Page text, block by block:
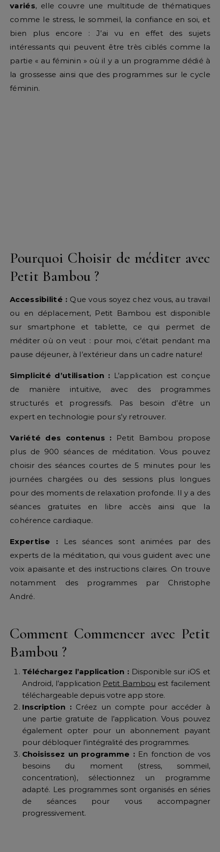
variés, elle couvre une multitude de thématiques
comme le stress, le sommeil, la confiance en soi, et
bien plus encore : J’ai vu en effet des sujets
intéressants qui peuvent être très ciblés comme la
partie « au féminin » où il y a un programme dédié à
la grossesse ainsi que des programmes sur le cycle
féminin.
Pourquoi Choisir de méditer avec
Petit Bambou ?
Accessibilité : Que vous soyez chez vous, au travail
ou en déplacement, Petit Bambou est disponible
sur smartphone et tablette, ce qui permet de
méditer où on veut : pour moi, c’était pendant ma
pause déjeuner, à l’extérieur dans un cadre nature!
Simplicité d’utilisation : L’application est conçue
de manière intuitive, avec des programmes
structurés et progressifs. Pas besoin d’être un
expert en technologie pour s’y retrouver.
Variété des contenus : Petit Bambou propose
plus de 900 séances de méditation. Vous pouvez
choisir des séances courtes de 5 minutes pour les
journées chargées ou des sessions plus longues
pour des moments de relaxation profonde. Il y a des
séances gratuites en libre accès ainsi que la
cohérence cardiaque.
Expertise : Les séances sont animées par des
experts de la méditation, qui vous guident avec une
voix apaisante et des instructions claires. On trouve
notamment des programmes par Christophe
André.
Comment Commencer avec Petit
Bambou ?
Téléchargez l’application :Disponible sur iOS et
Android, l’application Petit Bambou est facilement
téléchargeable depuis votre app store.
Inscription :Créez un compte pour accéder à
une partie gratuite de l’application. Vous pouvez
également opter pour un abonnement payant
pour débloquer l’intégralité des programmes.
Choisissez un programme :En fonction de vos
besoins du moment (stress, sommeil,
concentration), sélectionnez un programme
adapté. Les programmes sont organisés en séries
de séances pour vous accompagner
progressivement.